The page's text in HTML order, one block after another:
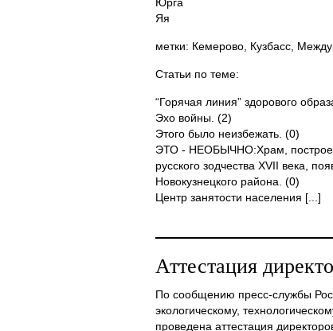
Яя
метки: Кемерово, Кузбасс,
Статьи по теме:
“Горячая линия” здорового
Эхо войны. (2)
Этого было неизбежать. (0)
ЭТО - НЕОБЫЧНО:Храм,
русского зодчества XVII века,
Новокузнецкого района. (0)
Центр занятости населения [...]
Аттестация
По сообщению пресс-службы
экологическому,
проведена аттестация